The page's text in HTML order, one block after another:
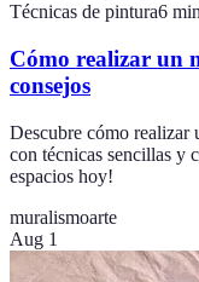
Técnicas de pintura6 min
Cómo realizar un
consejos
Descubre cómo realizar
con técnicas sencillas y
espacios hoy!
muralismoarte
Aug 1